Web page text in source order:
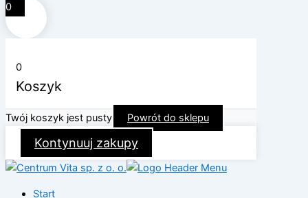
0
0
Koszyk
Twój koszyk jest pusty Powrót do sklepu
Kontynuuj zakupy
Start